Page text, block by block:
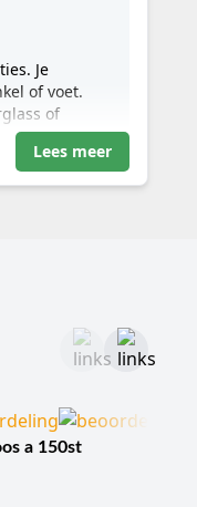
Je
of voet.
of
of
gips is dat
constructie
Lees meer
a 150st